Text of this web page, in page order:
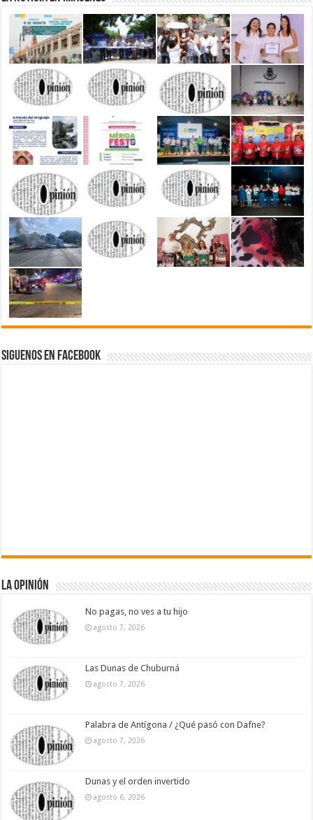
Siguenos en Facebook
La Opinión
No pagas, no ves a tu hijo
agosto 7, 2026
Las Dunas de Chuburná
agosto 7, 2026
Palabra de Antígona / ¿Qué pasó con Dafne?
agosto 7, 2026
Dunas y el orden invertido
agosto 6, 2026